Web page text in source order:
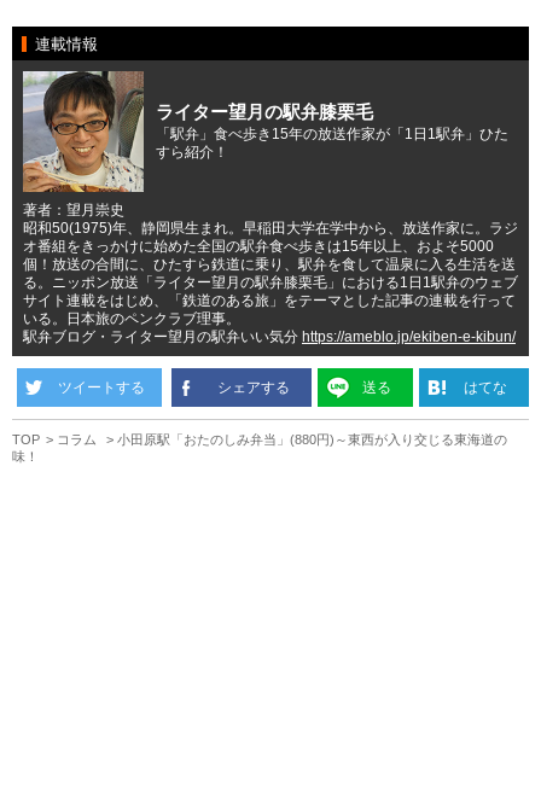
連載情報
ライター望月の駅弁膝栗毛
「駅弁」食べ歩き15年の放送作家が「1日1駅弁」ひた
すら紹介！
著者：望月崇史
昭和50(1975)年、静岡県生まれ。早稲田大学在学中から、放送作家に。ラジ
オ番組をきっかけに始めた全国の駅弁食べ歩きは15年以上、およそ5000
個！放送の合間に、ひたすら鉄道に乗り、駅弁を食して温泉に入る生活を送
る。ニッポン放送「ライター望月の駅弁膝栗毛」における1日1駅弁のウェブ
サイト連載をはじめ、「鉄道のある旅」をテーマとした記事の連載を行って
いる。日本旅のペンクラブ理事。
駅弁ブログ・ライター望月の駅弁いい気分 https://ameblo.jp/ekiben-e-kibun/
ツイートする シェアする 送る はてな
TOP コラム
小田原駅「おたのしみ弁当」(880円)～東西が入り交じる東海道の
味！